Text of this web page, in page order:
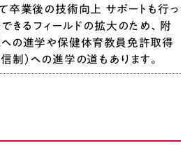
卒業後の技術向上 サポートも行っ
きるフィールドの拡大のため、附
の進学や保健体育教員免許取得
制）への進学の道もあります。